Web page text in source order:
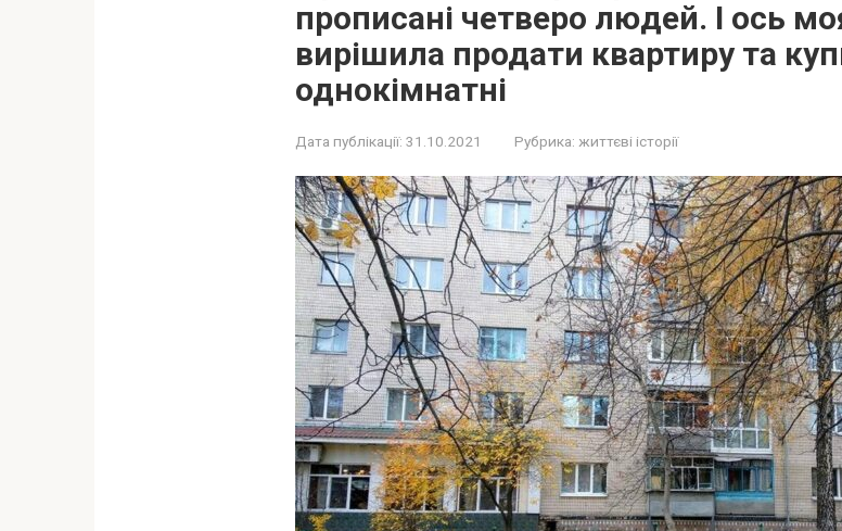
прописані четверо людей. І ось
вирішила продати квартиру та
однокімнатні
Дата публікації: 31.10.2021 Рубрика: життєві історії